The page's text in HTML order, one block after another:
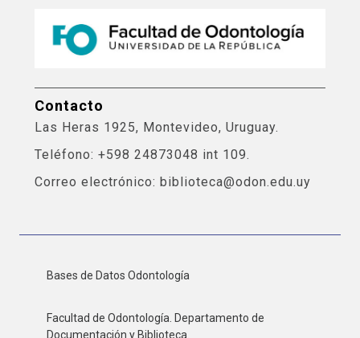
Contacto
Las Heras 1925, Montevideo, Uruguay.
Teléfono: +598 24873048 int 109.
Correo electrónico: biblioteca@odon.edu.uy
Bases de Datos Odontología
Facultad de Odontología. Departamento de
Documentación y Biblioteca.